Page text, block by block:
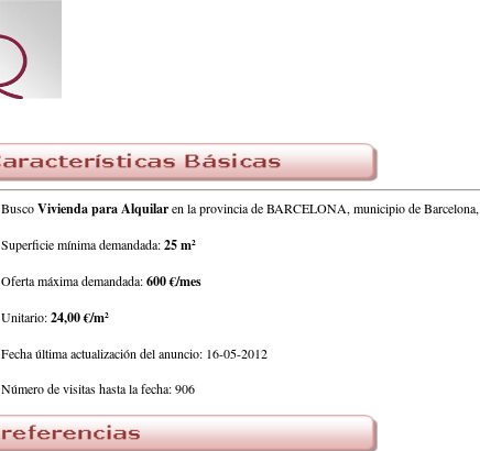
BuscoVivienda para Alquilaren la provincia de BARCELONA, municipio de
Superficie mínima demandada:25 m²
Oferta máxima demandada:600 €/mes
Unitario:24,00 €/m²
Fecha última actualización del anuncio: 16-05-2012
Número de visitas hasta la fecha: 906